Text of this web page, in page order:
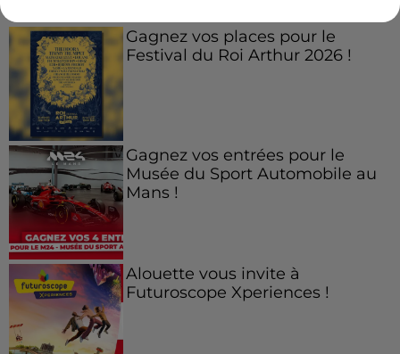
Gagnez vos places pour le
Festival du Roi Arthur 2026 !
Gagnez vos entrées pour le
Musée du Sport Automobile au
Mans !
Alouette vous invite à
Futuroscope Xperiences !